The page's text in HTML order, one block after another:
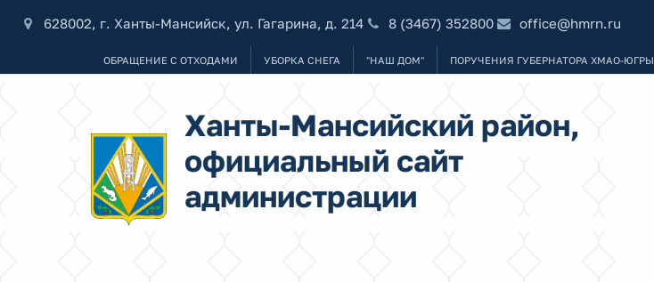
628002, г. Ханты-Мансийск, ул. Гагарина, д. 214 8 (3467) 352800 office@hmrn.ru
ОБРАЩЕНИЕ С ОТХОДАМИ УБОРКА СНЕГА "НАШ ДОМ" ПОРУЧЕНИЯ ГУБЕРНАТОРА ХМАО-ЮГРЫ
Ханты-Мансийский район,
официальный сайт
администрации